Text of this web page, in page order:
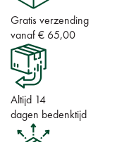
Gratis verzending
vanaf € 65,00
Altijd 14
dagen bedenktijd